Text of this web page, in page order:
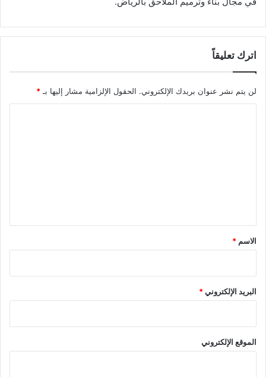
اترك تعليقاً
لن يتم نشر عنوان بريدك الإلكتروني. الحقول الإلزامية مشار إليها بـ *
*
الاسم *
البريد الإلكتروني*
الموقع الإلكتروني